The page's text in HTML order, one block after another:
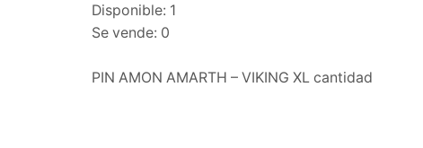
Disponible: 1
Se vende: 0
PIN AMON AMARTH – VIKING XL cantidad